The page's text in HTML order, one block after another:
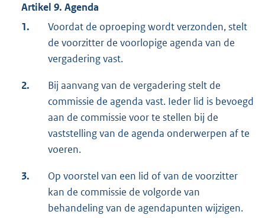
Artikel 9. Agenda
1.
Voordat de oproeping wordt verzonden, stelt
de voorzitter de voorlopige agenda van de
vergadering vast.
2.
Bij aanvang van de vergadering stelt de
commissie de agenda vast. Ieder lid is bevoegd
aan de commissie voor te stellen bij de
vaststelling van de agenda onderwerpen af te
voeren.
3.
Op voorstel van een lid of van de voorzitter
kan de commissie de volgorde van
behandeling van de agendapunten wijzigen.